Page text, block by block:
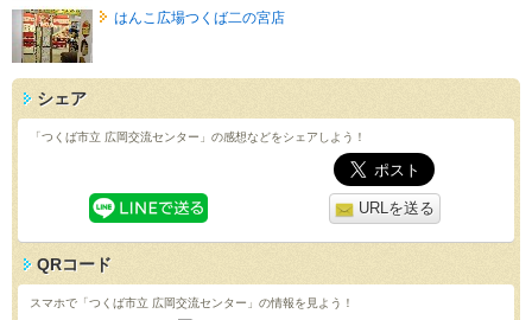
はんこ広場つくば二の宮店
シェア
「つくば市立 広岡交流センター」の感想などをシェアしよう！
URLを送る
QRコード
スマホで「つくば市立 広岡交流センター」の情報を見よう！